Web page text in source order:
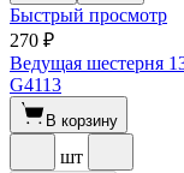
Быстрый просмотр
270 ₽
Ведущая шестерня
G4113
В корзину
шт